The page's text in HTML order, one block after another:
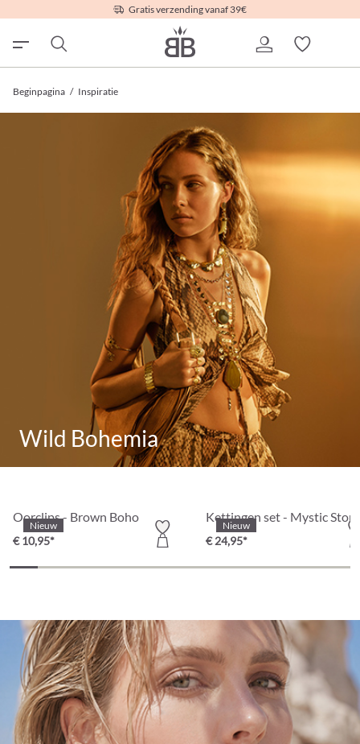
Gratis verzending vanaf 39€
Beginpagina / Inspiratie
Wild Bohemia
Nieuw
Oorclips - Brown Boho
€ 10,95*
Nieuw
Kettingen set - Mystic
€ 24,95*